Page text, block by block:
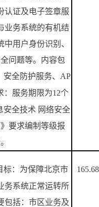
认证及电子签章服
业务系统的有机结
用户身份识别、
问题等。内容包
全防护服务、 AP
：服务期限为12个
安全技术 网络安全
要求编制等级报
标：为保障北京市
务系统正常运转所
包括：市区业务及